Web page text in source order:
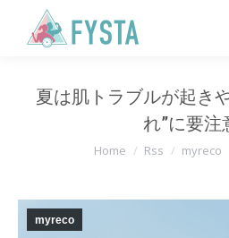
夏は肌トラブルが起き
れ”に要注
You are here:
Home Rss myreco
myreco